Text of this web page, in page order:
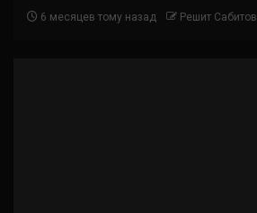
6 месяцев тому назад Решит Сабитов